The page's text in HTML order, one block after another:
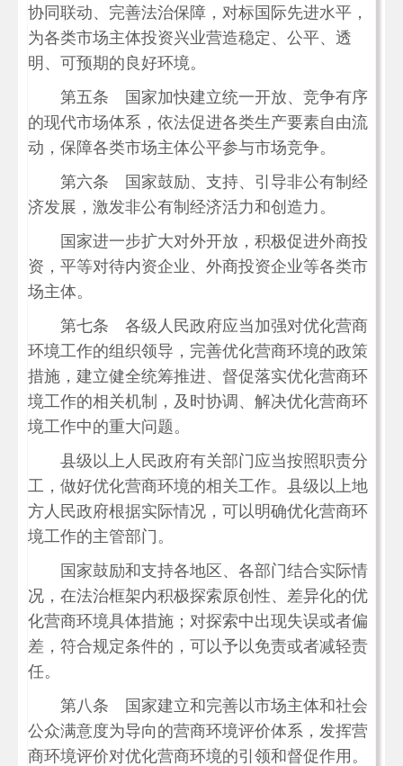
协同联动、完善法治保障，对标国际先进水平，
为各类市场主体投资兴业营造稳定、公平、透
明、可预期的良好环境。
第五条 国家加快建立统一开放、竞争有序
的现代市场体系，依法促进各类生产要素自由流
动，保障各类市场主体公平参与市场竞争。
第六条 国家鼓励、支持、引导非公有制经
济发展，激发非公有制经济活力和创造力。
国家进一步扩大对外开放，积极促进外商投
资，平等对待内资企业、外商投资企业等各类市
场主体。
第七条 各级人民政府应当加强对优化营商
环境工作的组织领导，完善优化营商环境的政策
措施，建立健全统筹推进、督促落实优化营商环
境工作的相关机制，及时协调、解决优化营商环
境工作中的重大问题。
县级以上人民政府有关部门应当按照职责分
工，做好优化营商环境的相关工作。县级以上地
方人民政府根据实际情况，可以明确优化营商环
境工作的主管部门。
国家鼓励和支持各地区、各部门结合实际情
况，在法治框架内积极探索原创性、差异化的优
化营商环境具体措施；对探索中出现失误或者偏
差，符合规定条件的，可以予以免责或者减轻责
任。
第八条 国家建立和完善以市场主体和社会
公众满意度为导向的营商环境评价体系，发挥营
商环境评价对优化营商环境的引领和督促作用。